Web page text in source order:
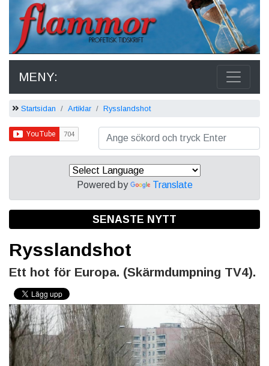
MENY:
Startsidan Artiklar Rysslandshot
Powered by Translate
SENASTE NYTT
Rysslandshot
Ett hot för Europa. (Skärmdumpning TV4).